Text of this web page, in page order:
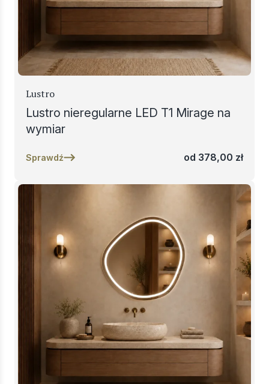
Lustro
Lustro nieregularne LED T1 Mirage na
wymiar
Sprawdź od 378,00 zł